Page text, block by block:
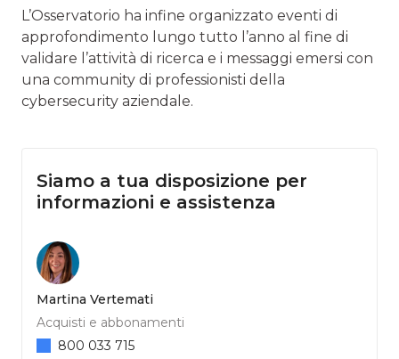
L’Osservatorio ha infine organizzato eventi di
approfondimento lungo tutto l’anno al fine di
validare l’attività di ricerca e i messaggi emersi con
una community di professionisti della
cybersecurity aziendale.
Siamo a tua disposizione per
informazioni e assistenza
Martina Vertemati
Acquisti e abbonamenti
800 033 715